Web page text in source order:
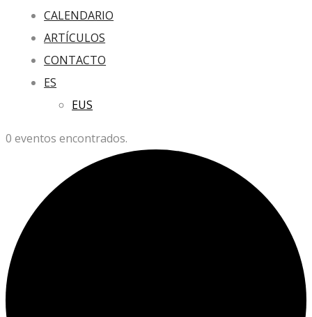
CALENDARIO
ARTÍCULOS
CONTACTO
ES
EUS
0 eventos encontrados.